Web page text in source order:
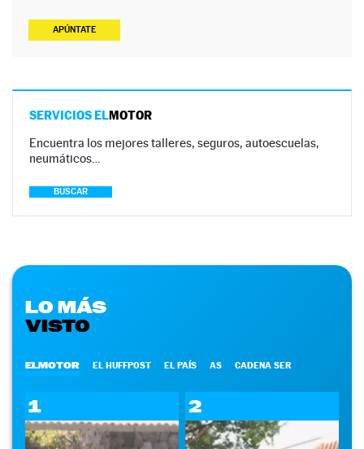
APÚNTATE
SERVICIOS ELMOTOR
Encuentra los mejores talleres, seguros, autoescuelas,
neumáticos…
BUSCAR
LO MÁS
VISTO
ELMOTOR EL HUFFPOST EL PAÍS AS CADENA SER
1 2